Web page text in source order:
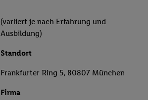
(variiert je nach Erfahrung und
Ausbildung)
Standort
Frankfurter Ring 5, 80807 München
Firma